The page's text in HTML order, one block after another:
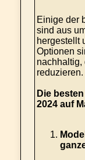
Einige der
sind aus
hergestellt
Optionen
nachhaltig,
reduzieren.
Die
2024 auf